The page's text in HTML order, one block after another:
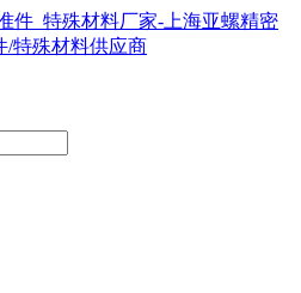
特殊材料供应商